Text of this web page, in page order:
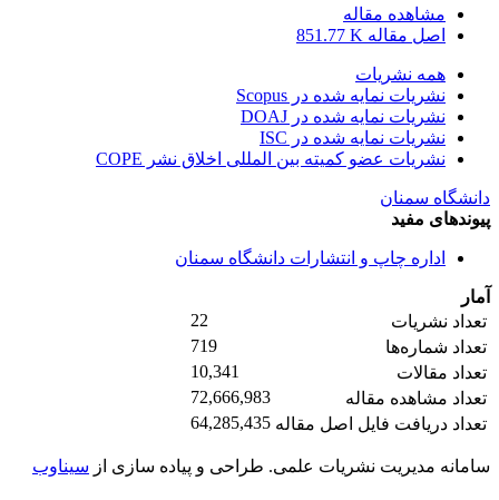
مشاهده مقاله
اصل مقاله 851.77 K
همه نشریات
نشریات نمایه شده در Scopus
نشریات نمایه شده در DOAJ
نشریات نمایه شده در ISC
نشریات عضو کمیته بین المللی اخلاق نشر COPE
دانشگاه سمنان
پیوندهای مفید
اداره چاپ و انتشارات دانشگاه سمنان
آمار
تعداد نشریات
22
تعداد شماره‌ها
719
تعداد مقالات
10,341
تعداد مشاهده مقاله
72,666,983
تعداد دریافت فایل اصل مقاله 64,285,435
سامانه مدیریت نشریات علمی. طراحی و پیاده سازی از سیناوب